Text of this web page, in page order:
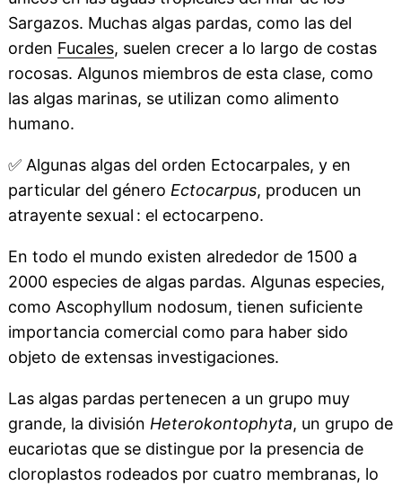
Sargazos. Muchas algas pardas, como las del
orden Fucales, suelen crecer a lo largo de costas
rocosas. Algunos miembros de esta clase, como
las algas marinas, se utilizan como alimento
humano.
✅Algunas algas del orden Ectocarpales, y en
particular del género Ectocarpus, producen un
atrayente sexual : el ectocarpeno.
En todo el mundo existen alrededor de 1500 a
2000 especies de algas pardas. Algunas especies,
como Ascophyllum nodosum, tienen suficiente
importancia comercial como para haber sido
objeto de extensas investigaciones.
Las algas pardas pertenecen a un grupo muy
grande, la división Heterokontophyta, un grupo de
eucariotas que se distingue por la presencia de
cloroplastos rodeados por cuatro membranas, lo